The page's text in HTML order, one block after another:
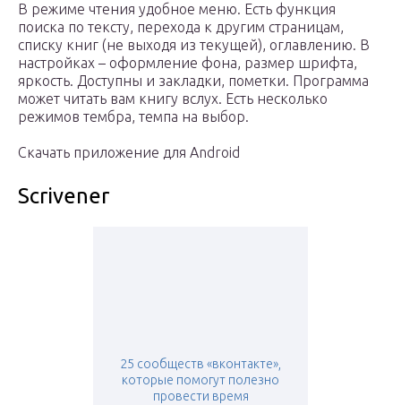
В режиме чтения удобное меню. Есть функция
поиска по тексту, перехода к другим страницам,
списку книг (не выходя из текущей), оглавлению. В
настройках – оформление фона, размер шрифта,
яркость. Доступны и закладки, пометки. Программа
может читать вам книгу вслух. Есть несколько
режимов тембра, темпа на выбор.
Скачать приложение для Android
Scrivener
25 сообществ «вконтакте»,
которые помогут полезно
провести время